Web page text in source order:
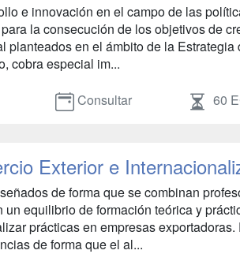
e innovación en el campo de las
la consecución de los objetivos de
planteados en el ámbito de la
cobra especial im...
Consultar 60
Exterior e
de forma que se combinan
un equilibrio de formación teórica y
prácticas en empresas
de forma que el al...